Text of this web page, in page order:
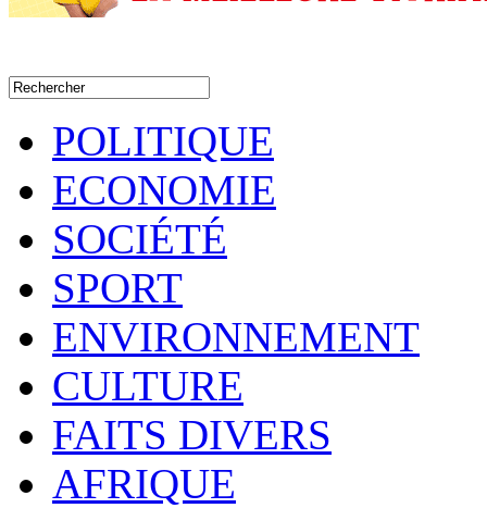
POLITIQUE
ECONOMIE
SOCIÉTÉ
SPORT
ENVIRONNEMENT
CULTURE
FAITS DIVERS
AFRIQUE